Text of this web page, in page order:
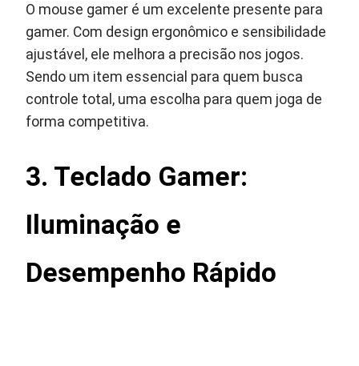
O mouse gamer é um excelente presente para
gamer. Com design ergonômico e sensibilidade
ajustável, ele melhora a precisão nos jogos.
Sendo um item essencial para quem busca
controle total, uma escolha para quem joga de
forma competitiva.
3. Teclado Gamer:
Iluminação e
Desempenho Rápido